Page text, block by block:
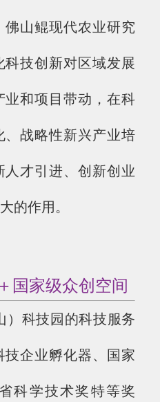
佛山鲲现代农业研究
科技创新对区域发展
业和项目带动，在科
战略性新兴产业培
才引进、创新创业
的作用。
国家级众创空间
）科技园的科技服务
企业孵化器、国家
科学技术奖特等奖